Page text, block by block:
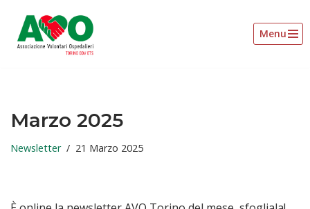
Vai
Menu
Marzo 2025
Newsletter 21 Marzo 2025